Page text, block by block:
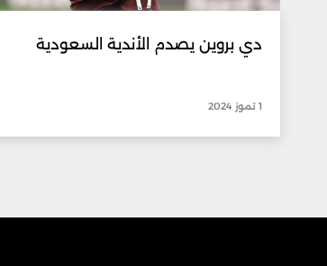
دي بروين يصدم الأندية السعودية
1 تموز 2024